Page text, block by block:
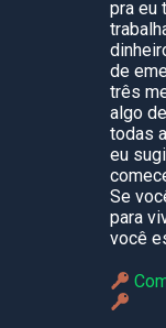
pra eu
de
três
algo
todas
eu
Se
para
você